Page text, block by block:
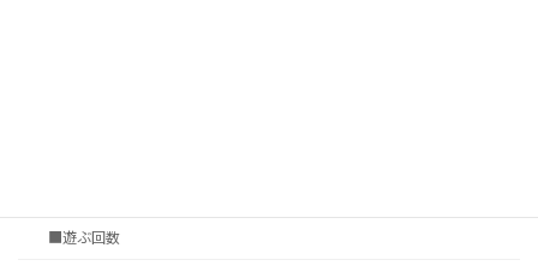
■遊ぶ回数